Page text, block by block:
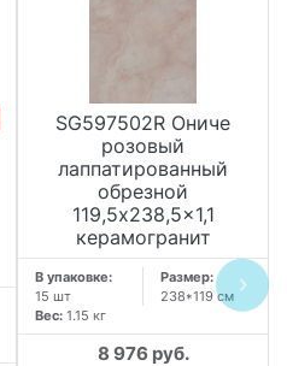
SG597502R Ониче
розовый
лаппатированный
обрезной
119,5x238,5x1,1
керамогранит
В упаковке:
15 шт
Размер:
238*119 см
Вес: 1.15 кг
8 976 руб.